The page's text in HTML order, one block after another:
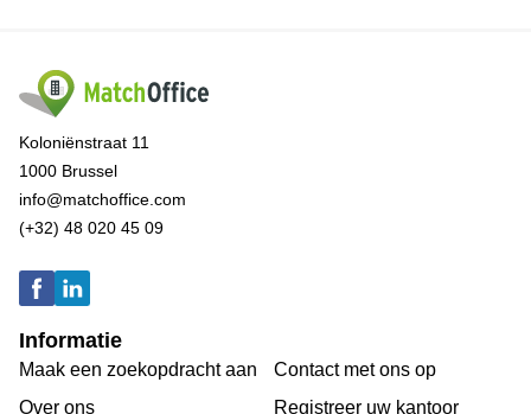
Koloniënstraat 11
1000 Brussel
info@matchoffice.com
(+32) 48 020 45 09
Informatie
Maak een zoekopdracht aan
Over ons
Contact met ons op
Registreer uw kantoor